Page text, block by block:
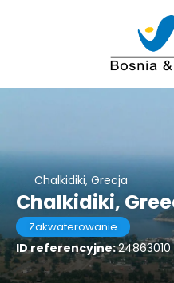
Chalkidiki, Grecja
Chalkidiki,
Zakwaterowanie
ID referencyjne:24863010